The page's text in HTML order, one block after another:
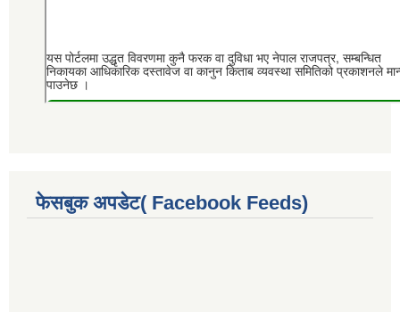
फेसबुक अपडेट( Facebook Feeds)